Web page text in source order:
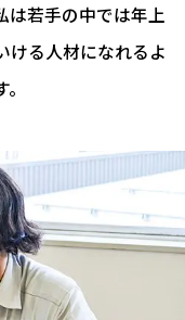
は若手の中では年上
ける人材になれるよ